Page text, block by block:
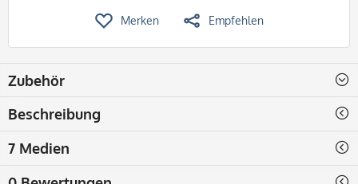
Merken Empfehlen
Zubehör
Beschreibung
7 Medien